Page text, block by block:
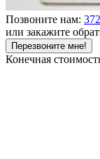
Позвоните нам:
или закажите
Перезвоните мне!
Конечная